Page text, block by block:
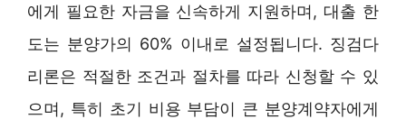
에게 필요한 자금을 신속하게 지원하며, 대출 한
도는 분양가의 60% 이내로 설정됩니다. 징검다
리론은 적절한 조건과 절차를 따라 신청할 수 있
으며, 특히 초기 비용 부담이 큰 분양계약자에게